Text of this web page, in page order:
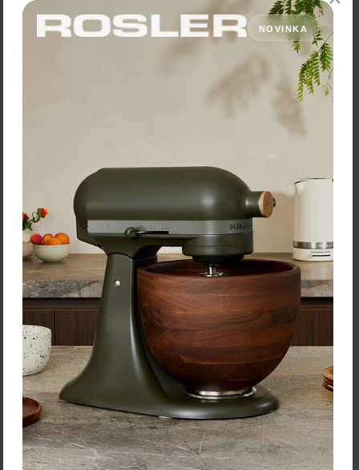
Skladom > 5 ks
NOVINKA